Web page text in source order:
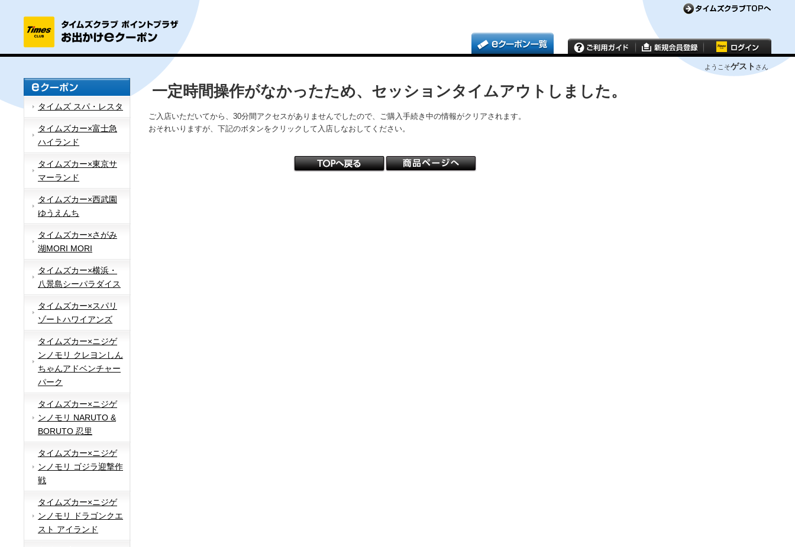
ようこそゲスト さん
タイムズ スパ・レスタ
タイムズカー×富士急
ハイランド
タイムズカー×東京サ
マーランド
タイムズカー×西武園
ゆうえんち
タイムズカー×さがみ
湖MORI MORI
タイムズカー×横浜・
八景島シーパラダイス
タイムズカー×スパリ
ゾートハワイアンズ
タイムズカー×ニジゲ
ンノモリ クレヨンしん
ちゃんアドベンチャー
パーク
タイムズカー×ニジゲ
ンノモリ NARUTO &
BORUTO 忍里
タイムズカー×ニジゲ
ンノモリ ゴジラ迎撃作
戦
タイムズカー×ニジゲ
ンノモリ ドラゴンクエ
スト アイランド
一定時間操作がなかったため、セッションタイムアウトしました。
ご入店いただいてから、30分間アクセスがありませんでしたので、ご購入手続き中の情報がクリアされます。
おそれいりますが、下記のボタンをクリックして入店しなおしてください。